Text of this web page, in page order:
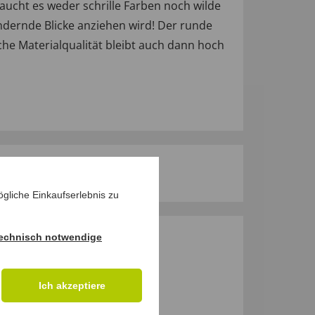
es weder schrille Farben noch wilde
Blicke anziehen wird! Der runde
Materialqualität bleibt auch dann hoch
Einkaufserlebnis zu
notwendige
Ich akzeptiere